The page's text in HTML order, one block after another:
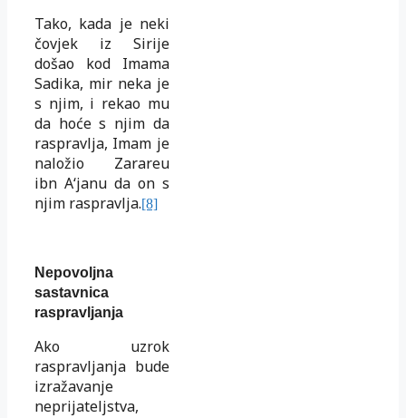
Tako, kada je neki
čovjek iz Sirije
došao kod Imama
Sadika, mir neka je
s njim, i rekao mu
da hoće s njim da
raspravlja, Imam je
naložio Zarareu
ibn A‘janu da on s
njim raspravlja.[8]
Nepovoljna
sastavnica
raspravljanja
Ako uzrok
raspravljanja bude
izražavanje
neprijateljstva,